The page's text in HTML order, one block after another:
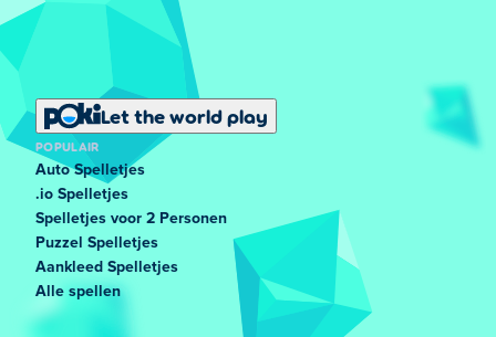
Let the world play
POPULAIR
Auto Spelletjes
.io Spelletjes
Spelletjes voor 2 Personen
Puzzel Spelletjes
Aankleed Spelletjes
Alle spellen